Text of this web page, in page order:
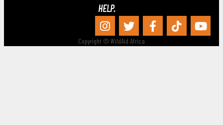
HELP.
Copyright © WildAid Africa